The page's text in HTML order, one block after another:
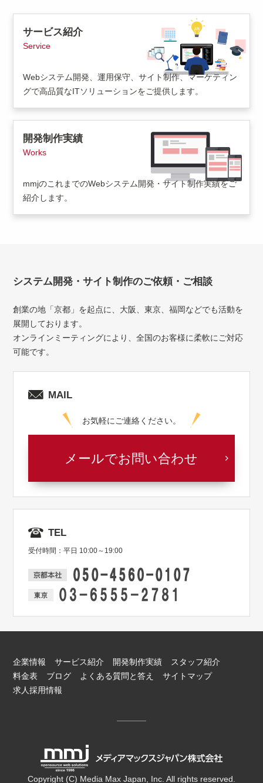
サービス紹介
Service
Webシステム開発、運用保守、サイト制作、マーケティン
グで高品質なITソリューションをご提供します。
開発制作実績
Works
mmjのこれまでのWebシステム開発・サイト制作実績をご
紹介します。
システム開発・サイト制作のご依頼・ご相談
創業の地「京都」を起点に、大阪、東京、福岡などでも活動を
展開しております。
オンラインミーティングにより、全国のお客様に柔軟にご対応
可能です。
MAIL
お気軽にご連絡ください。
メールでお問い合わせ
TEL
受付時間：平日 10:00～19:00
企業情報 サービス紹介 開発制作実績
スタッフ紹介
料金表
ブログ よくある質問と答え
サイトマップ
求人採用情報
Copyright (C) Media Max Japan, Inc. All rights reserved.